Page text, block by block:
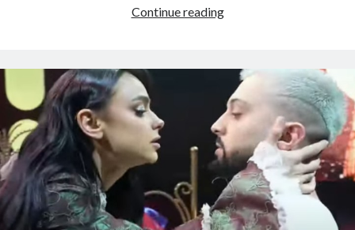
Continue readingCa
si
duket
syri
G-
Banit
pasi
bëri
ndërhyrjen